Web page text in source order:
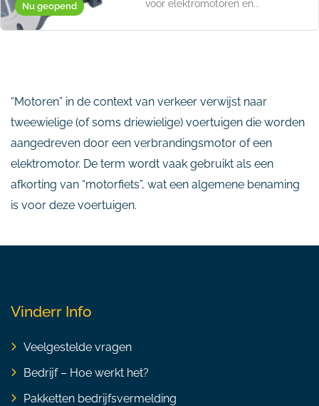
Nu geopend
voor elektromotoren en...
“Motoren” in de context van verkeer verwijst naar
tweewielige (of soms driewielige) voertuigen die worden
aangedreven door een verbrandingsmotor of een
elektromotor. De term wordt vaak gebruikt als een
afkorting van “motorfiets”, wat een algemene benaming
is voor deze voertuigen.
Vinderr Info
Veelgestelde vragen
Bedrijf – Hoe werkt het?
Pakketten bedrijfsvermelding